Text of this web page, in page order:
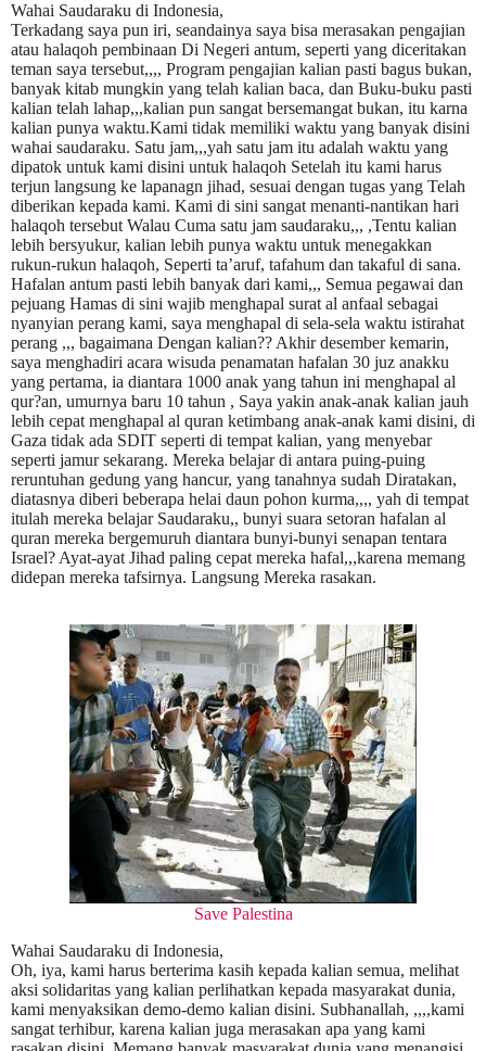
Wahai Saudaraku di Indonesia,
Terkadang saya pun iri, seandainya saya bisa merasakan pengajian
atau halaqoh pembinaan Di Negeri antum, seperti yang diceritakan
teman saya tersebut,,,, Program pengajian kalian pasti bagus bukan,
banyak kitab mungkin yang telah kalian baca, dan Buku-buku pasti
kalian telah lahap,,,kalian pun sangat bersemangat bukan, itu karna
kalian punya waktu.Kami tidak memiliki waktu yang banyak disini
wahai saudaraku. Satu jam,,,yah satu jam itu adalah waktu yang
dipatok untuk kami disini untuk halaqoh Setelah itu kami harus
terjun langsung ke lapanagn jihad, sesuai dengan tugas yang Telah
diberikan kepada kami. Kami di sini sangat menanti-nantikan hari
halaqoh tersebut Walau Cuma satu jam saudaraku,,, ,Tentu kalian
lebih bersyukur, kalian lebih punya waktu untuk menegakkan
rukun-rukun halaqoh, Seperti ta’aruf, tafahum dan takaful di sana.
Hafalan antum pasti lebih banyak dari kami,,, Semua pegawai dan
pejuang Hamas di sini wajib menghapal surat al anfaal sebagai
nyanyian perang kami, saya menghapal di sela-sela waktu istirahat
perang ,,, bagaimana Dengan kalian?? Akhir desember kemarin,
saya menghadiri acara wisuda penamatan hafalan 30 juz anakku
yang pertama, ia diantara 1000 anak yang tahun ini menghapal al
qur?an, umurnya baru 10 tahun , Saya yakin anak-anak kalian jauh
lebih cepat menghapal al quran ketimbang anak-anak kami disini, di
Gaza tidak ada SDIT seperti di tempat kalian, yang menyebar
seperti jamur sekarang. Mereka belajar di antara puing-puing
reruntuhan gedung yang hancur, yang tanahnya sudah Diratakan,
diatasnya diberi beberapa helai daun pohon kurma,,,, yah di tempat
itulah mereka belajar Saudaraku,, bunyi suara setoran hafalan al
quran mereka bergemuruh diantara bunyi-bunyi senapan tentara
Israel? Ayat-ayat Jihad paling cepat mereka hafal,,,karena memang
didepan mereka tafsirnya. Langsung Mereka rasakan.
Save Palestina
Wahai Saudaraku di Indonesia,
Oh, iya, kami harus berterima kasih kepada kalian semua, melihat
aksi solidaritas yang kalian perlihatkan kepada masyarakat dunia,
kami menyaksikan demo-demo kalian disini. Subhanallah, ,,,,kami
sangat terhibur, karena kalian juga merasakan apa yang kami